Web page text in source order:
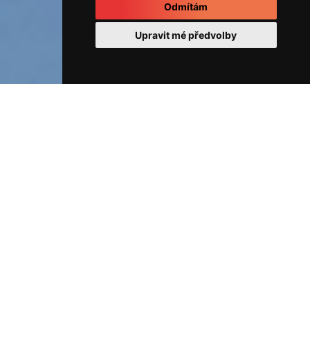
Odmítám
Upravit mé předvolby